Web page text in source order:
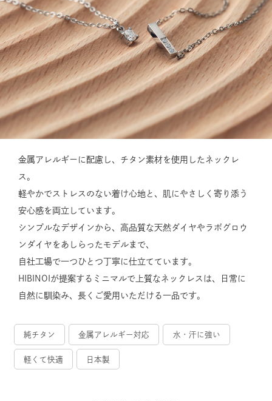
金属アレルギーに配慮し、チタン素材を使用したネックレ
ス。
軽やかでストレスのない着け心地と、肌にやさしく寄り添う
安心感を両立しています。
シンプルなデザインから、高品質な天然ダイヤやラボグロウ
ンダイヤをあしらったモデルまで、
自社工場で一つひとつ丁寧に仕立てています。
HIBINOIが提案するミニマルで上質なネックレスは、日常に
自然に馴染み、長くご愛用いただける一品です。
純チタン 金属アレルギー対応 水・汗に強い
軽くて快適 日本製